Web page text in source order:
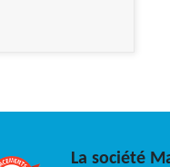
La société